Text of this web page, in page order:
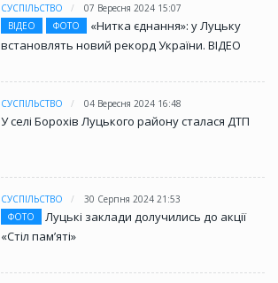
СУСПІЛЬСТВО
07 Вересня 2024 15:07
ВІДЕО
ФОТО
«Нитка єднання»: у Луцьку
встановлять новий рекорд України. ВІДЕО
СУСПІЛЬСТВО 04 Вересня 2024 16:48
У селі Борохів Луцького району сталася ДТП
СУСПІЛЬСТВО
30 Серпня 2024 21:53
ФОТО
Луцькі заклади долучились до акції
«Стіл памʼяті»